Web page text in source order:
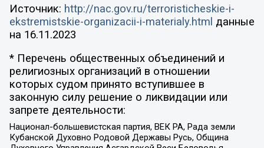
Источник: http://nac.gov.ru/terroristicheskie-i-
ekstremistskie-organizacii-i-materialy.html данные
на 16.11.2023
* Перечень общественных объединений и
религиозных организаций в отношении
которых судом принято вступившее в
законную силу решение о ликвидации или
запрете деятельности:
Национал-большевистская партия, ВЕК РА, Рада земли
Кубанской Духовно Родовой Державы Русь, Община